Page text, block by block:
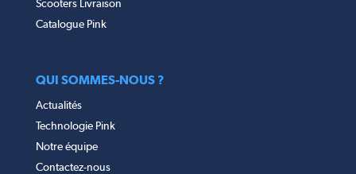
Scooters Livraison
Catalogue Pink
QUI SOMMES-NOUS ?
Actualités
Technologie Pink
Notre équipe
Contactez-nous